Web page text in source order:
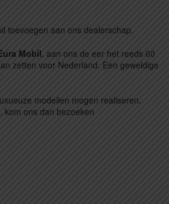
toevoegen aan ons dealerschap.
Mobil, aan ons de eer het reeds 60
zetten voor Nederland. Een geweldige
modellen mogen realiseren.
kom ons dan bezoeken